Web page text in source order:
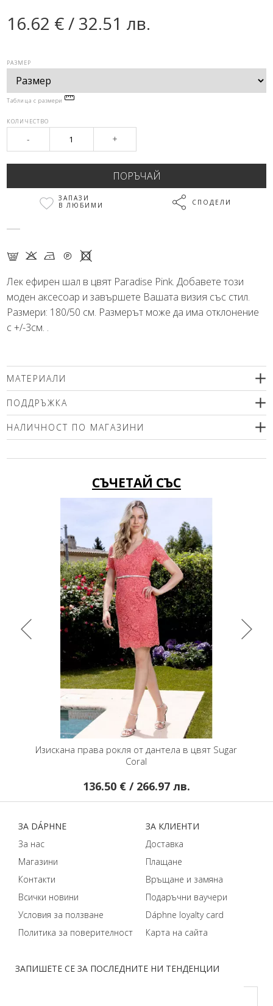
16.62 € / 32.51 лв.
РАЗМЕР
Таблица с размери
КОЛИЧЕСТВО
- +
ЗАПАЗИ
В ЛЮБИМИ
СПОДЕЛИ
G K N Q X
Лек ефирен шал в цвят Paradise Pink. Добавете този
моден аксесоар и завършете Вашата визия със стил.
Размери: 180/50 см. Размерът може да има отклонение
с +/-3см. .
МАТЕРИАЛИ
ПОДДРЪЖКА
центрофугиране или химическо чистене. Използвайте меки
перилни препарати без избелващи компоненти или
НАЛИЧНОСТ ПО МАГАЗИНИ
СЪЧЕТАЙ СЪС
Изискана права рокля от дантела в цвят Sugar
Coral
136.50 € / 266.97 лв.
ЗАПИШЕТЕ СЕ ЗА ПОСЛЕДНИТЕ НИ ТЕНДЕНЦИИ
ЗA DÁPHNЕ
За нас
Магазини
Контакти
Всички новини
Условия за ползване
Политика за поверителност
ЗA КЛИЕНТИ
Доставка
Плащане
Връщане и замяна
Подаръчни ваучери
Dáphnе loyalty card
Карта на сайта